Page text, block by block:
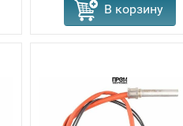
В корзину